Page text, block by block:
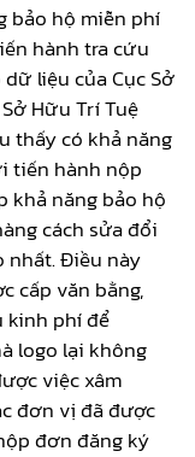
bảo hộ miễn phí
hành tra cứu
liệu của Cục Sở
Hữu Trí Tuệ
thấy có khả năng
tiến hành nộp
khả năng bảo hộ
cách sửa đổi
nhất. Điều này
cấp văn bằng,
phí để
logo lại không
việc xâm
đơn vị đã được
đơn đăng ký